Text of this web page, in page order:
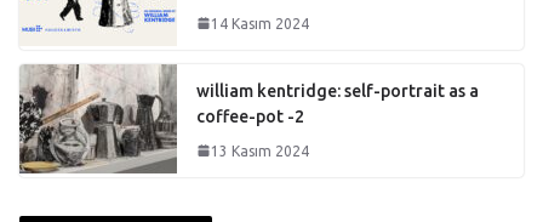
14 Kasım 2024
william kentridge: self-portrait as a
coffee-pot -2
13 Kasım 2024